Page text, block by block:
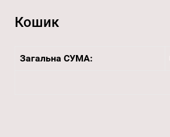
Кошик
Загальна СУМА: